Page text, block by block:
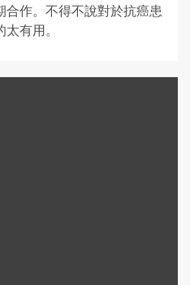
作。不得不說對於抗癌患
有用。